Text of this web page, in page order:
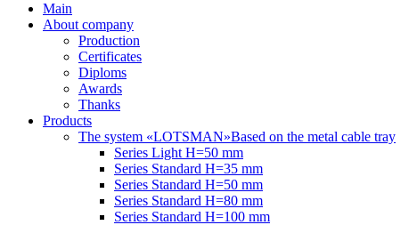
Main
About company
Production
Certificates
Diploms
Awards
Thanks
Products
The system «LOTSMAN»Based on the metal cable tray
Series Light H=50 mm
Series Standard H=35 mm
Series Standard H=50 mm
Series Standard H=80 mm
Series Standard H=100 mm